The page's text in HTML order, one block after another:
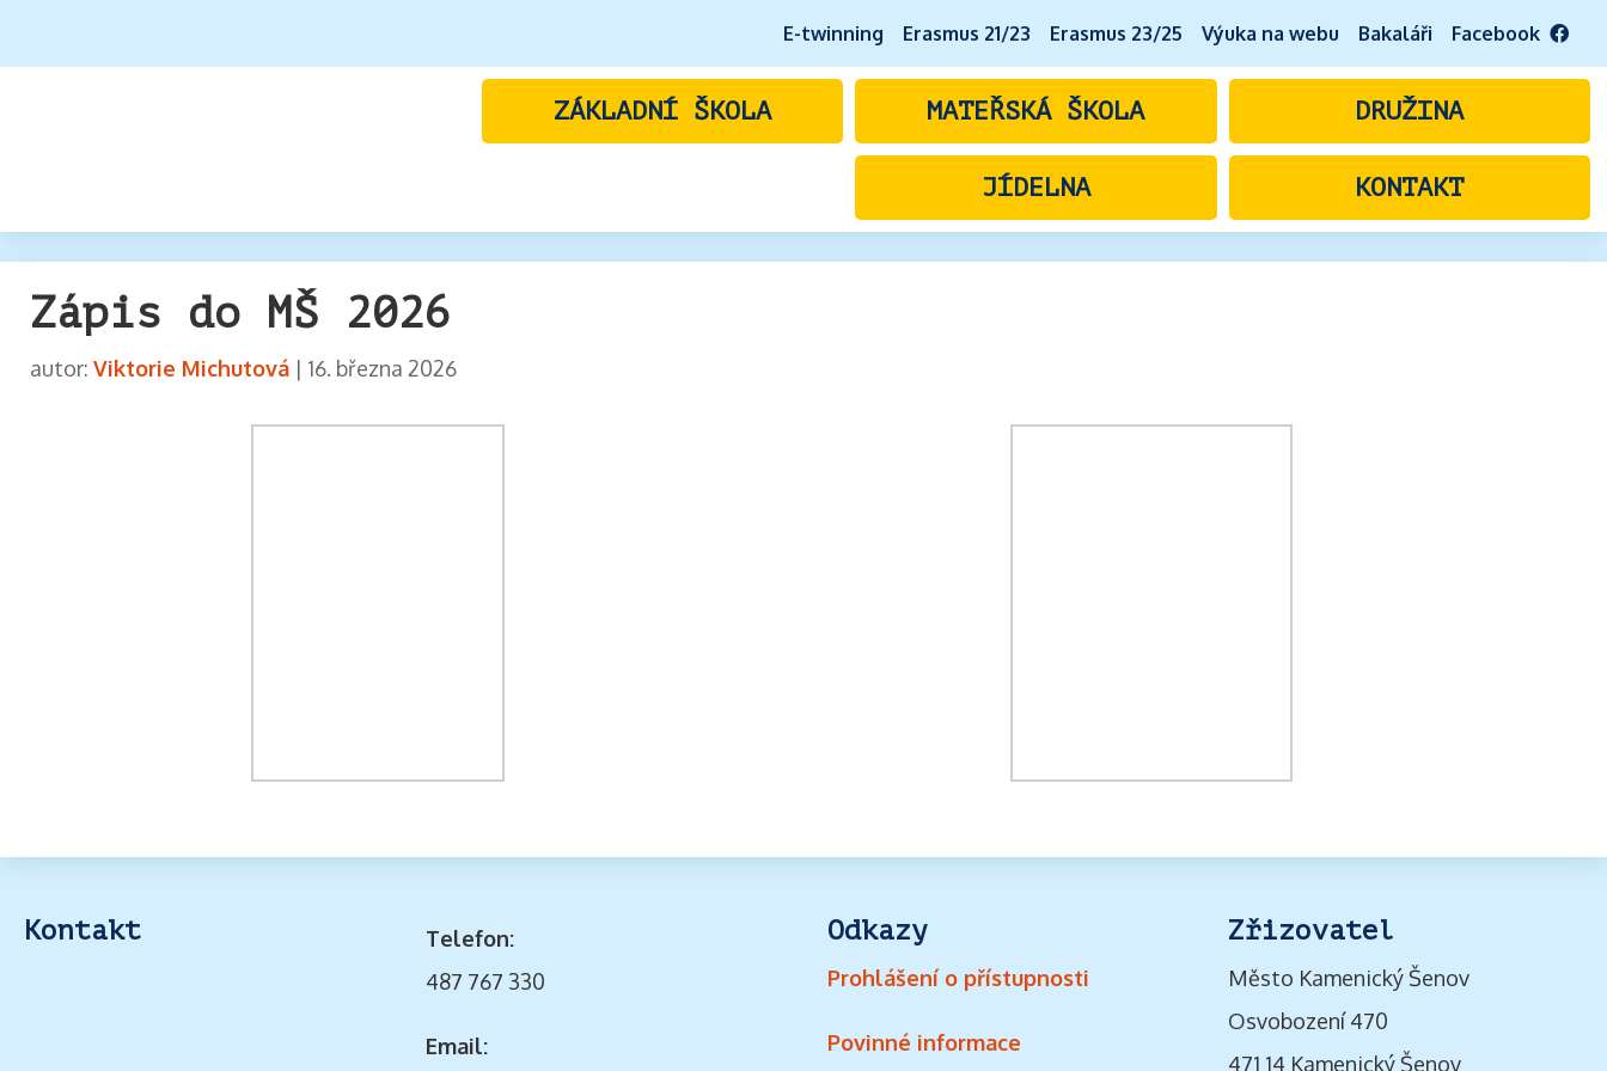
E-twinning Erasmus 21/23 Erasmus 23/25 Výuka na webu Bakaláři Facebook
ZÁKLADNÍ ŠKOLA MATEŘSKÁ ŠKOLA DRUŽINA
JÍDELNA KONTAKT
Zápis do MŠ 2026
autor: Viktorie Michutová | 16. března 2026
Kontakt
Telefon:
487 767 330
Email:
Odkazy
Prohlášení o přístupnosti
Povinné informace
Zřizovatel
Město Kamenický Šenov
Osvobození 470
471 14 Kamenický Šenov